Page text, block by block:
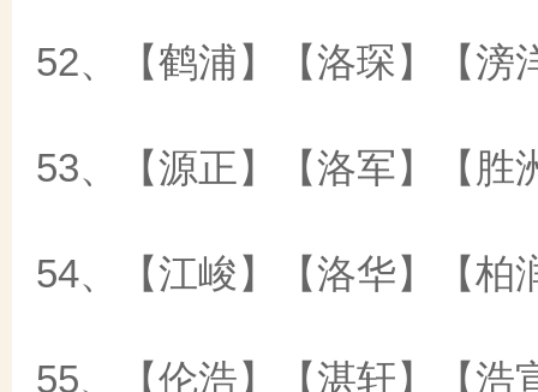
52、【鹤浦】【洛琛】【滂
53、【源正】【洛军】【胜
54、【江峻】【洛华】【柏
55、【伦浩】【湛轩】【浩